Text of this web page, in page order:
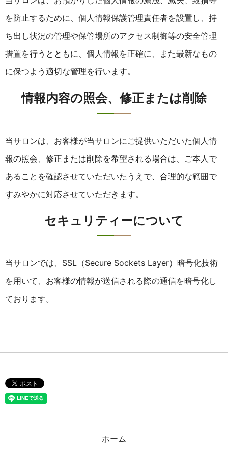
を防止するために、個人情報保護管理責任者を設置し、持
ち出し状況の管理や保管場所のアクセス制御等の安全管理
措置を行うとともに、個人情報を正確に、また最新なもの
に保つよう適切な管理を行います。
情報内容の照会、修正または削除
当サロンは、お客様が当サロンにご提供いただいた個人情
報の照会、修正または削除を希望される場合は、ご本人で
あることを確認させていただいたうえで、合理的な範囲で
すみやかに対応させていただきます。
セキュリティーについて
当サロンでは、SSL（Secure Sockets Layer）暗号化技術
を用いて、お客様の情報が送信される際の通信を暗号化し
ております。
ホーム